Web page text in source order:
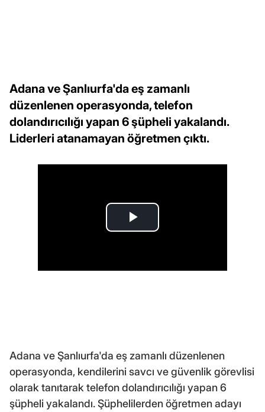
Adana ve Şanlıurfa'da eş zamanlı
düzenlenen operasyonda, telefon
dolandırıcılığı yapan 6 şüpheli yakalandı.
Liderleri atanamayan öğretmen çıktı.
Adana ve Şanlıurfa'da eş zamanlı düzenlenen
operasyonda, kendilerini savcı ve güvenlik görevlisi
olarak tanıtarak telefon dolandırıcılığı yapan 6
şüpheli yakalandı. Şüphelilerden öğretmen adayı